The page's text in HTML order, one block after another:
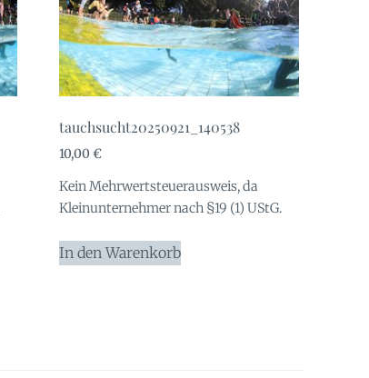
tauchsucht20250921_140538
10,00 €
Kein Mehrwertsteuerausweis, da
Kleinunternehmer nach §19 (1) UStG.
In den Warenkorb